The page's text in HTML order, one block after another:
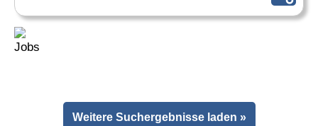
Weitere Suchergebnisse laden »